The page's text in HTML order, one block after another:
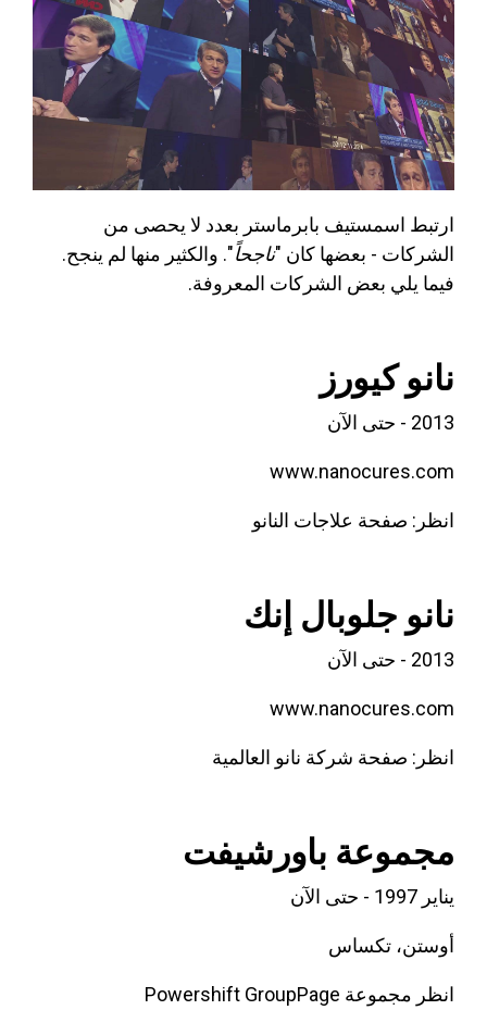
ارتبط اسمستيف بابرماستر بعدد لا يحصى من
الشركات - بعضها كان "ناجحاً". والكثير منها لم ينجح.
فيما يلي بعض الشركات المعروفة.
نانوكيورز
2013 - حتى الآن
www.nanocures.com
انظر: صفحة علاجات النانو
نانو جلوبال إنك
2013 - حتى الآن
www.nanocures.com
انظر: صفحة شركة نانو العالمية
مجموعة باورشيفت
يناير 1997 - حتى الآن
أوستن، تكساس
انظر مجموعة Powershift GroupPage